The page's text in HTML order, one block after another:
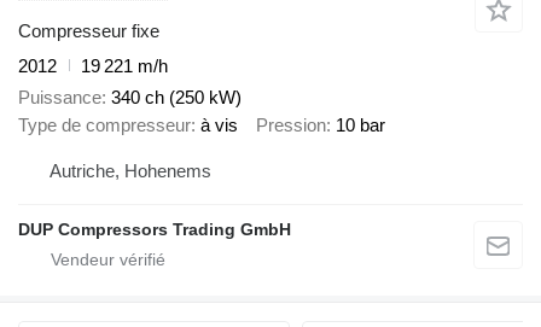
Compresseur fixe
2012
19 221 m/h
Puissance 340 ch (250 kW)
Type de compresseur à vis Pression 10 bar
Autriche, Hohenems
DUP Compressors Trading GmbH